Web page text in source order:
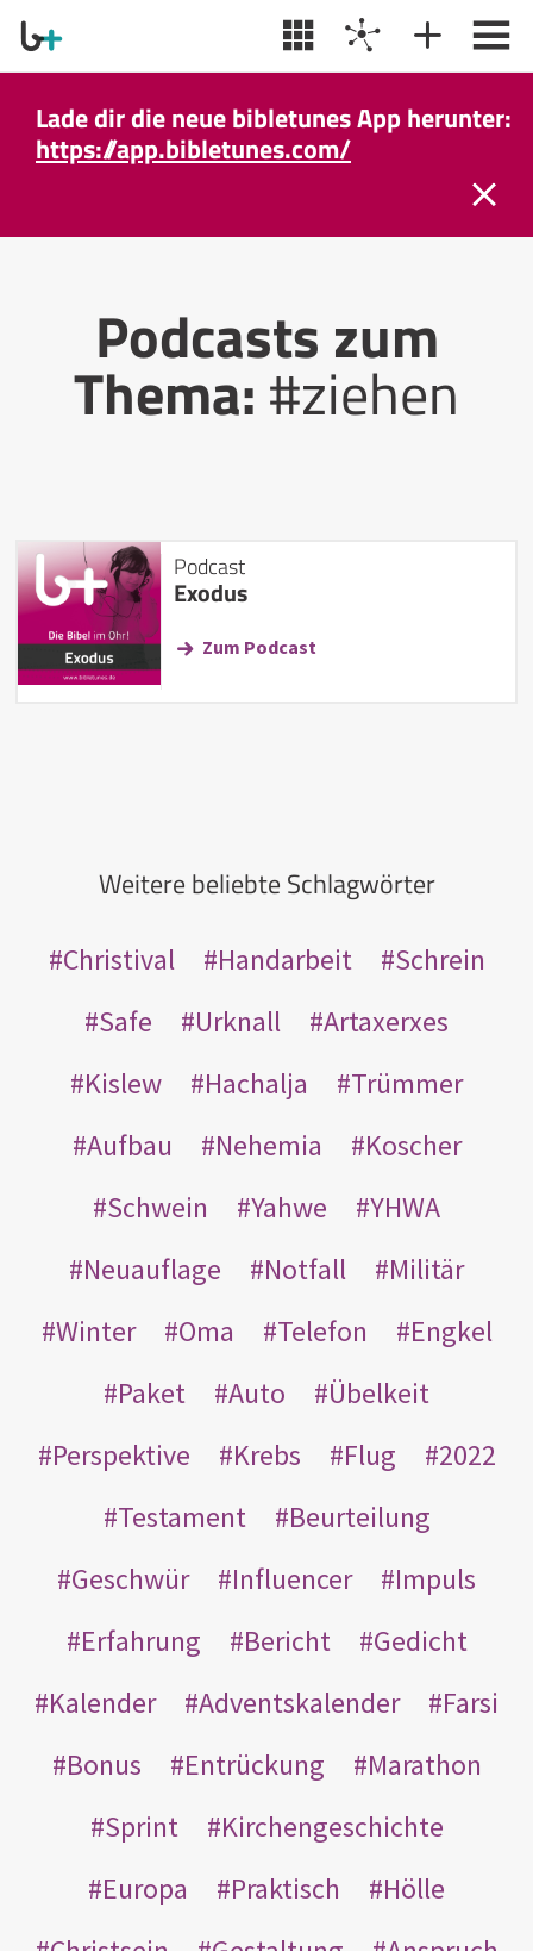
Lade dir die neue bibletunes App herunter:
https://app.bibletunes.com/
Podcasts zum
Thema:#ziehen
Podcast
Exodus
Zum Podcast
Weitere beliebte Schlagwörter
Christival Handarbeit
Schrein
Safe
Urknall
Artaxerxes
Kislew
Hachalja
Trümmer
Aufbau
Nehemia
Koscher
Schwein
Yahwe
YHWA
Neuauflage
Notfall
Militär
Winter
Oma Telefon
Engkel
Paket
Auto
Übelkeit
Perspektive
Krebs Flug
2022
Testament
Beurteilung
Geschwür
Influencer
Impuls
Erfahrung
Bericht
Gedicht
Kalender
Adventskalender
Farsi
Bonus
Entrückung
Marathon
Sprint
Kirchengeschichte
Europa
Praktisch
Hölle